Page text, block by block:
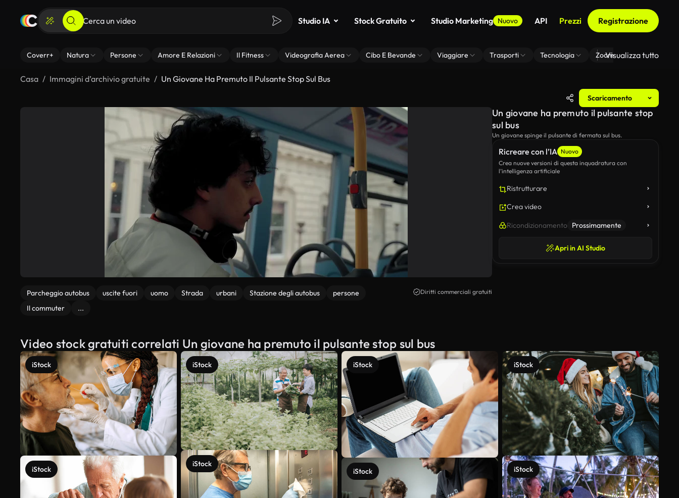
Studio IA Stock Gratuito Studio Marketing Nuovo API Prezzi Registrazione
Coverr+ Natura Persone Amore E Relazioni Il Fitness Videografia Aerea Cibo E Bevande Viaggiare Trasporti Tecnologia Zoom Di Sfondo Virtuale
Visualizza tutto
Casa Immagini d’archivio gratuite Un Giovane Ha Premuto Il Pulsante Stop Sul Bus
Scaricamento
Parcheggio autobus uscite fuori uomo Strada urbani Stazione degli autobus
persone
Il commuter
...
Diritti commerciali gratuiti
Ricreare con l’IA Nuovo
Crea nuove versioni di questa inquadratura con
l’intelligenza artificiale
Ristrutturare
Crea video
Ricondizionamento Prossimamente
Apri in AI Studio
Un giovane ha premuto il pulsante stop
sul bus
Un giovane spinge il pulsante di fermata sul bus.
Video stock gratuiti correlati Un giovane ha premuto il pulsante stop sul bus
iStock
iStock
iStock
iStock
iStock
iStock
iStock
iStock